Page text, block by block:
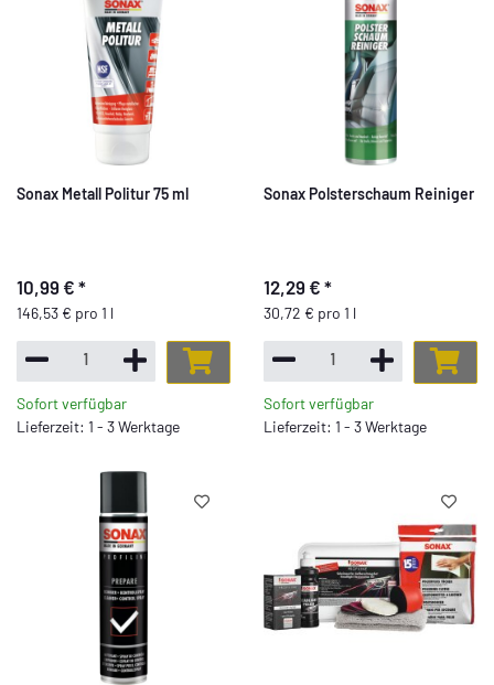
Sonax Metall Politur 75 ml
10,99 € *
146,53 € pro 1 l
Sofort verfügbar
Lieferzeit: 1 - 3 Werktage
Sonax Polsterschaum Reiniger
12,29 € *
30,72 € pro 1 l
Sofort verfügbar
Lieferzeit: 1 - 3 Werktage